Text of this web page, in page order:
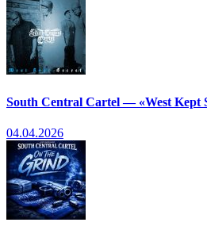
South Central Cartel — «West Kept
04.04.2026